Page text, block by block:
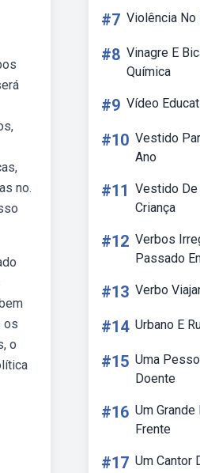
no.
os
o
#7 Violência No
#8 Vinagre E
Química
#9 Vídeo
#10 Vestido
Ano
#11 Vestido De
Criança
#12 Verbos
Passado
#13 Verbo
#14 Urbano E
#15 Uma
Doente
#16 Um Grande
Frente
#17 Um Cantor